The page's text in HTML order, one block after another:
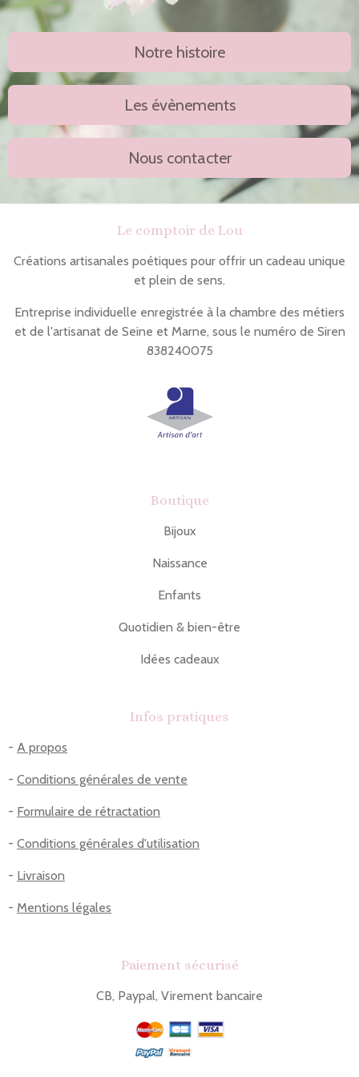
Notre histoire
Les évènements
Nous contacter
Le comptoir de Lou
Créations artisanales poétiques pour offrir un cadeau unique
et plein de sens.
Entreprise individuelle enregistrée à la chambre des métiers
et de l'artisanat de Seine et Marne, sous le numéro de Siren
838240075
Boutique
Bijoux
Naissance
Enfants
Quotidien & bien-être
Idées cadeaux
Infos pratiques
- A propos
- Conditions générales de vente
- Formulaire de rétractation
- Conditions générales d'utilisation
- Livraison
- Mentions légales
Paiement sécurisé
CB, Paypal, Virement bancaire